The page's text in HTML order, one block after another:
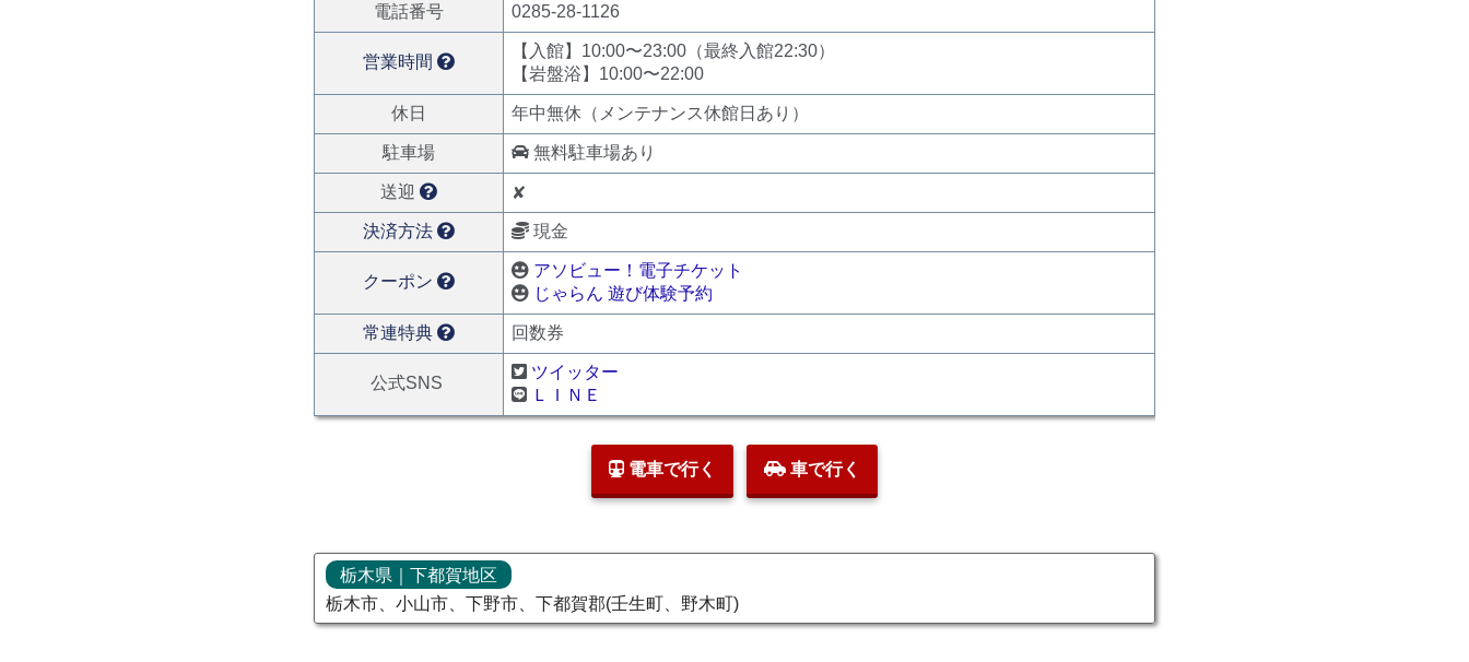
電話番号 0285-28-1126
営業時間
【入館】10:00〜23:00（最終入館22:30）
【岩盤浴】10:00〜22:00
休日 年中無休（メンテナンス休館日あり）
駐車場 無料駐車場あり
送迎 ✘
決済方法 現金
クーポン
アソビュー！電子チケット
じゃらん 遊び体験予約
常連特典 回数券
公式SNS
ツイッター
ＬＩＮＥ
電車で行く 車で行く
栃木県｜下都賀地区
栃木市、小山市、下野市、下都賀郡(壬生町、野木町)